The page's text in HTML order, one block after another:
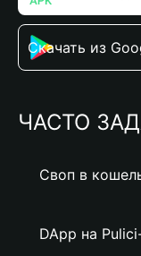
Скачать из
ЧАСТО
Своп в
DApp на